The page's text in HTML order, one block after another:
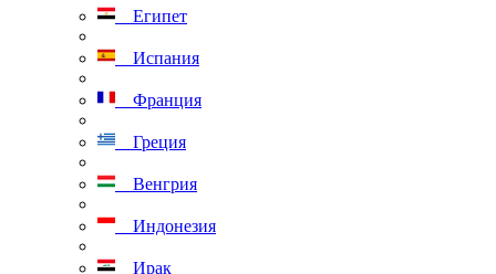
Египет
Испания
Франция
Греция
Венгрия
Индонезия
Ирак